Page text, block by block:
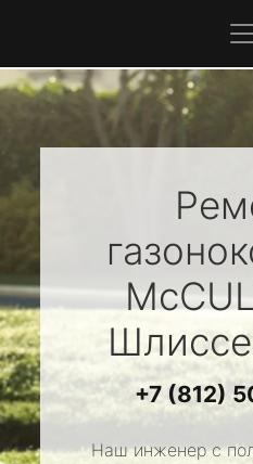
+7 (812)
Наш инженер с